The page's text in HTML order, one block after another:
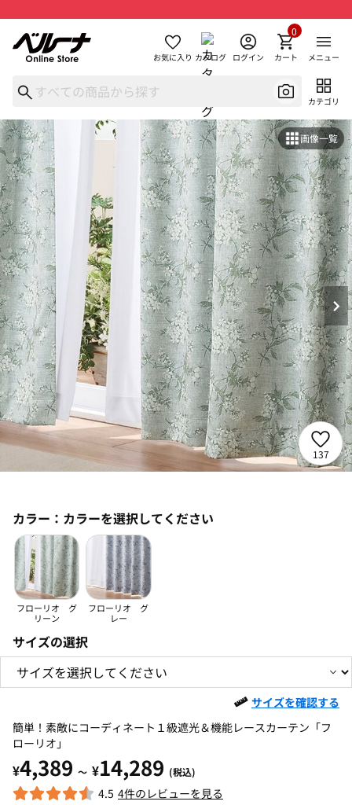
お気に入り カタログ ログイン カート
0
メニュー
カテゴリ
画像一覧
137
カラー： カラーを選択してください
フローリオ グ
リーン
フローリオ グ
レー
サイズの選択
サイズを確認する
簡単！素敵にコーディネート１級遮光＆機能レースカーテン「フ
ローリオ」
¥4,389 ～ ¥14,289 (税込)
4.5 4件のレビューを見る